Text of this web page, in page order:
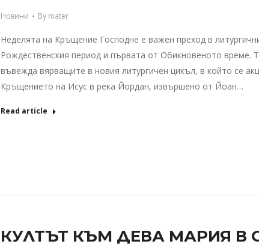
Новини By mater
Неделята на Кръщение Господне е важен преход в
Рождественския период и първата от Обикновеното време.
въвежда вярващите в новия литургичен цикъл, в който се
Кръщението на Исус в река Йордан, извършено от Йоан…
Read article
КУЛТЪТ КЪМ ДЕВА МАРИЯ В